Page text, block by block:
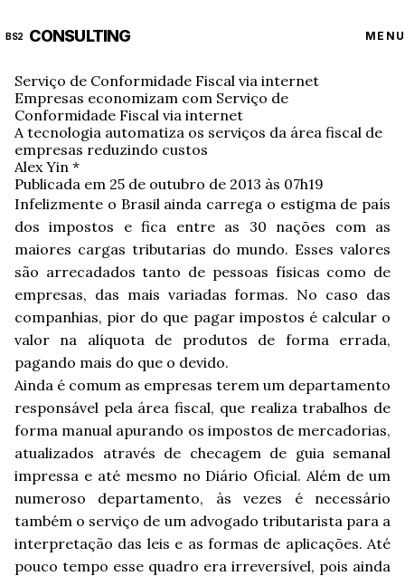
BS2 CONSULTING MENU
Serviço de Conformidade Fiscal via internet
Empresas economizam com Serviço de
Conformidade Fiscal via internet
A tecnologia automatiza os serviços da área fiscal de
empresas reduzindo custos
Alex Yin *
Publicada em 25 de outubro de 2013 às 07h19
Infelizmente o Brasil ainda carrega o estigma de país
dos impostos e fica entre as 30 nações com as
maiores cargas tributarias do mundo. Esses valores
são arrecadados tanto de pessoas físicas como de
empresas, das mais variadas formas. No caso das
companhias, pior do que pagar impostos é calcular o
valor na alíquota de produtos de forma errada,
pagando mais do que o devido.
Ainda é comum as empresas terem um departamento
responsável pela área fiscal, que realiza trabalhos de
forma manual apurando os impostos de mercadorias,
atualizados através de checagem de guia semanal
impressa e até mesmo no Diário Oficial. Além de um
numeroso departamento, às vezes é necessário
também o serviço de um advogado tributarista para a
interpretação das leis e as formas de aplicações. Até
pouco tempo esse quadro era irreversível, pois ainda